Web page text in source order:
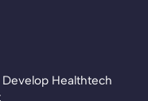
Healthtech